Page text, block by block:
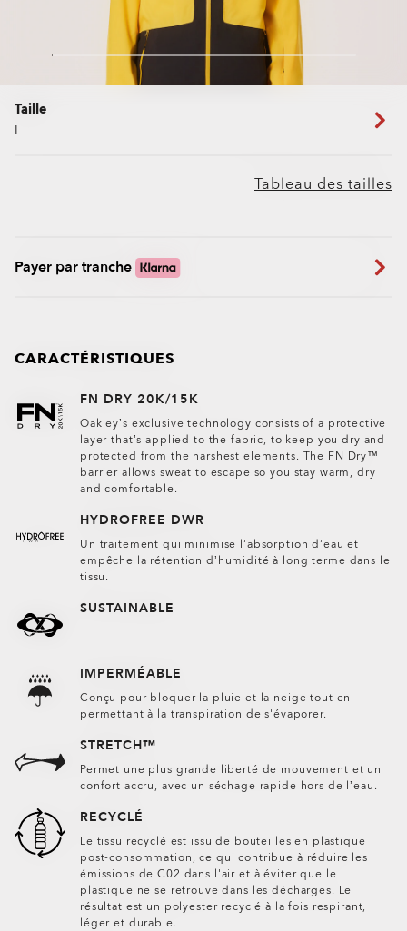
Taille
L
Tableau des tailles
Payer par tranche
CARACTÉRISTIQUES
FN DRY 20K/15K
Oakley’s exclusive technology consists of a protective
layer that’s applied to the fabric, to keep you dry and
protected from the harshest elements. The FN Dry™
barrier allows sweat to escape so you stay warm, dry
and comfortable.
HYDROFREE DWR
Un traitement qui minimise l’absorption d’eau et
empêche la rétention d’humidité à long terme dans le
tissu.
SUSTAINABLE
IMPERMÉABLE
Conçu pour bloquer la pluie et la neige tout en
permettant à la transpiration de s'évaporer.
STRETCH™
Permet une plus grande liberté de mouvement et un
confort accru, avec un séchage rapide hors de l’eau.
RECYCLÉ
Le tissu recyclé est issu de bouteilles en plastique
post-consommation, ce qui contribue à réduire les
émissions de C02 dans l'air et à éviter que le
plastique ne se retrouve dans les décharges. Le
résultat est un polyester recyclé à la fois respirant,
léger et durable.